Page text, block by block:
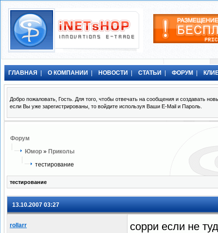
ГЛАВНАЯ О КОМПАНИИ НОВОСТИ СТАТЬИ ФОРУМ
Добро пожаловать, Гость. Для того, чтобы отвечать на сообщения и создавать
если Вы уже зарегистрированы, то войдите используя Ваши E-Mail и Пароль.
Форум
Юмор » Приколы
тестирование
тестирование
13.10.2007 03:27
rollarr
сорри если не